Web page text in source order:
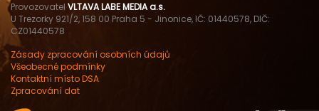
Provozovatel VLTAVA LABE MEDIA a.s.
U Trezorky 921/2, 158 00 Praha 5 - Jinonice, IČ: 01440578, DIČ:
CZ01440578
Zásady zpracování osobních údajů
Všeobecné podmínky
Kontaktní místo DSA
Zpracování dat